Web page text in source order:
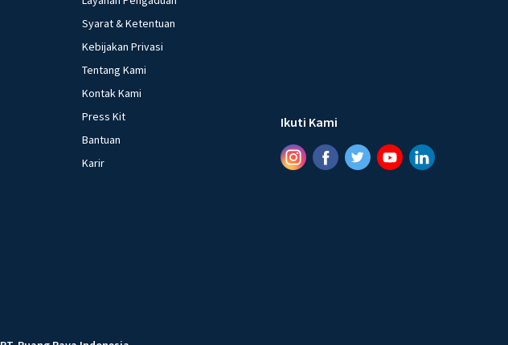
Syarat & Ketentuan
Kebijakan Privasi
Tentang Kami
Kontak Kami
Press Kit
Bantuan
Karir
Ikuti Kami